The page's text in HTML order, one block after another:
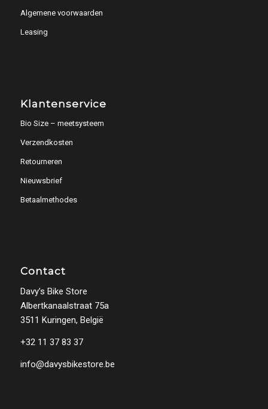
Algemene voorwaarden
Leasing
Klantenservice
Bio Size – meetsysteem
Verzendkosten
Retourneren
Nieuwsbrief
Betaalmethodes
Contact
Davy’s Bike Store
Albertkanaalstraat 75a
3511 Kuringen, België
+32 11 37 83 37
info@davysbikestore.be